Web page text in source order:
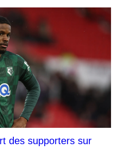
des supporters sur